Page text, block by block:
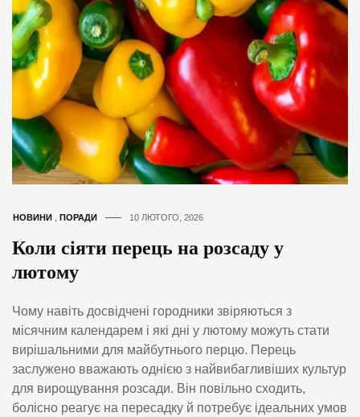
НОВИНИ ПОРАДИ 10 ЛЮТОГО, 2026
Коли сіяти перець на розсаду у
лютому
Чому навіть досвідчені городники звіряються з
місячним календарем і які дні у лютому можуть стати
вирішальними для майбутнього перцю. Перець
заслужено вважають однією з найвибагливіших культур
для вирощування розсади. Він повільно сходить,
болісно реагує на пересадку й потребує ідеальних умов